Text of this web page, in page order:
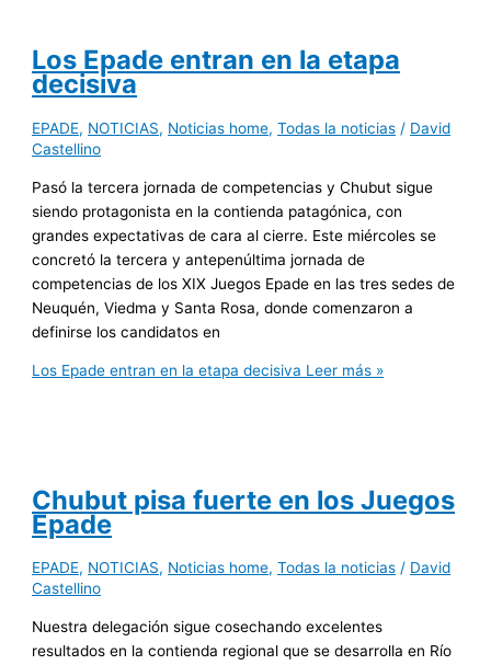
Los Epade entran en la etapa
decisiva
EPADE, NOTICIAS, Noticias home,Todas la noticias / David
Castellino
Pasó la tercera jornada de competencias y Chubut sigue
siendo protagonista en la contienda patagónica, con
grandes expectativas de cara al cierre. Este miércoles se
concretó la tercera y antepenúltima jornada de
competencias de los XIX Juegos Epade en las tres sedes de
Neuquén, Viedma y Santa Rosa, donde comenzaron a
definirse los candidatos en
Los Epade entran en la etapa decisiva Leer más »
Chubut pisa fuerte en los Juegos
Epade
EPADE, NOTICIAS, Noticias home,Todas la noticias / David
Castellino
Nuestra delegación sigue cosechando excelentes
resultados en la contienda regional que se desarrolla en Río